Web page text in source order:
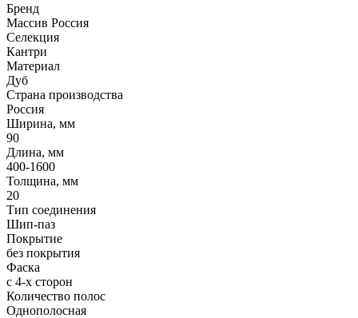
Бренд
Массив Россия
Селекция
Кантри
Материал
Дуб
Страна производства
Россия
Ширина, мм
90
Длина, мм
400-1600
Толщина, мм
20
Тип соединения
Шип-паз
Покрытие
без покрытия
Фаска
с 4-х сторон
Количество полос
Однополосная